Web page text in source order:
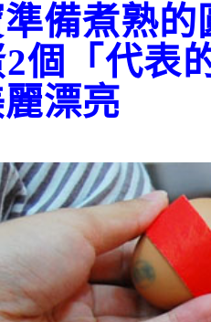
備煮熟
個「代表
漂亮